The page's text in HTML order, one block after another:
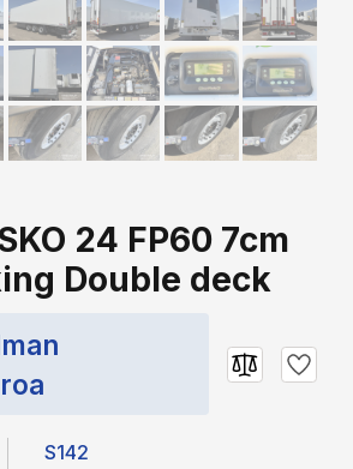
24 FP60 7cm
Double deck
S142